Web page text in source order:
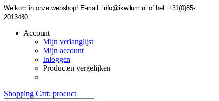
Welkom in onze webshop! E-mail: info@ikwilum.nl of bel: +31(0)85-
2013480.
Account
Mijn verlanglijst
Mijn account
Inloggen
Producten vergelijken
Shopping Cart: product